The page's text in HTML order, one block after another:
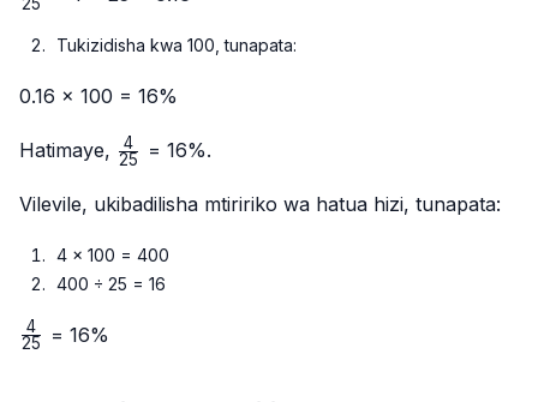
Tukizidisha kwa 100, tunapata:
0.16 × 100 = 16%
Hatimaye, \frac{4}
25
4 = 16%.
Vilevile, ukibadilisha mtiririko wa hatua hizi, tunapata:
4 × 100 = 400
400 ÷ 25 = 16
\frac{4}
25
4 = 16%